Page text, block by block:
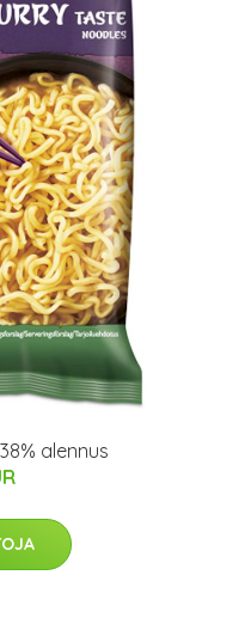
alennus